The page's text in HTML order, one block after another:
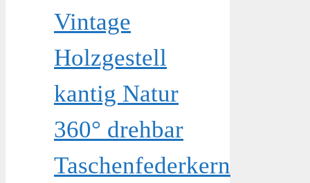
Vintage
Holzgestell
kantig Natur
360° drehbar
Taschenfederkern